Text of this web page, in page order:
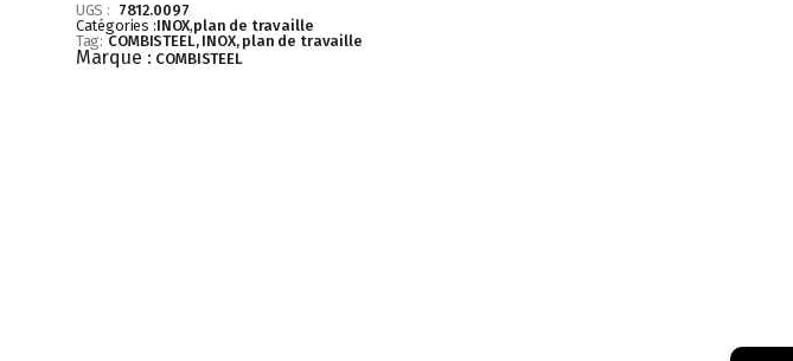
UGS : 7812.0097
Catégories :INOX,plan de travaille
Tag: COMBISTEEL, INOX, plan de travaille
Marque : COMBISTEEL